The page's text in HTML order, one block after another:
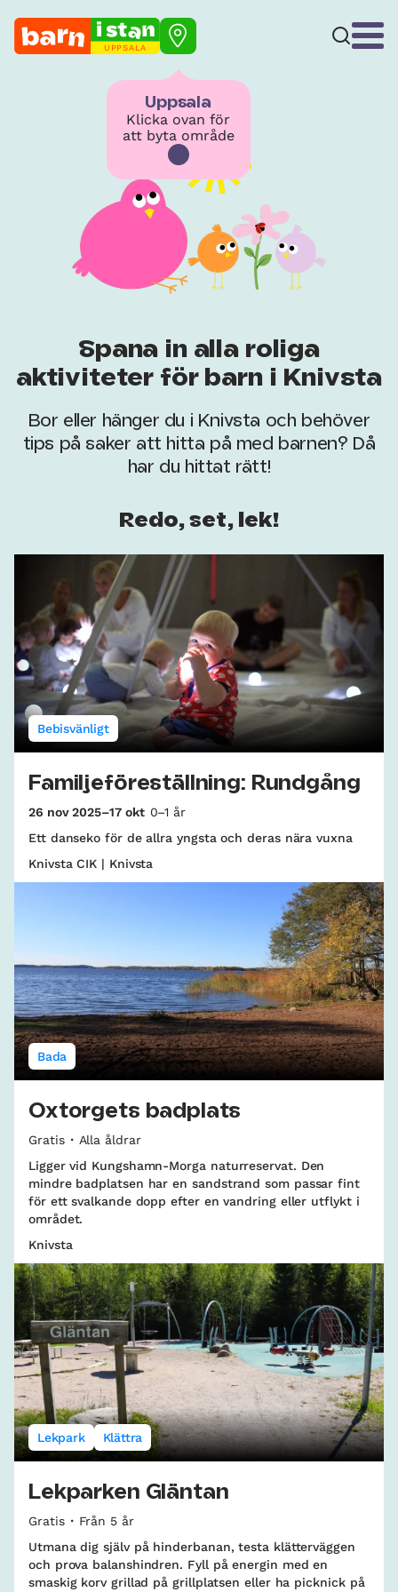
UPPSALA
Uppsala
Klicka ovan för
att byta område
Spana in alla roliga
aktiviteter för barn i Knivsta
Bor eller hänger du i Knivsta och behöver
tips på saker att hitta på med barnen? Då
har du hittat rätt!
Redo, set, lek!
Bebisvänligt
Familjeföreställning: Rundgång
26 nov 2025–17 okt 0–1 år
Ett danseko för de allra yngsta och deras nära vuxna
Knivsta CIK | Knivsta
Bada
Oxtorgets badplats
Gratis
Alla åldrar
Ligger vid Kungshamn-Morga naturreservat. Den
mindre badplatsen har en sandstrand som passar fint
för ett svalkande dopp efter en vandring eller utflykt i
området.
Knivsta
Lekpark Klättra
Lekparken Gläntan
Gratis
Från 5 år
Utmana dig själv på hinderbanan, testa klätterväggen
och prova balanshindren. Fyll på energin med en
smaskig korv grillad på grillplatsen eller ha picknick på